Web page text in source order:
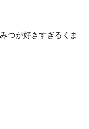
つが好きすぎるくま